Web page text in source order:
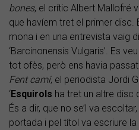
bones, el crític Albert Mallofré
que havíem tret el primer
mona i en una entrevista vaig
‘Barcinonensis Vulgaris’. Es
tot ofès, però ens havia
Fent camí, el periodista Jordi
‘Esquirols ha tret un altre disc
És a dir, que no se’l va
portada i pel títol va escriure la